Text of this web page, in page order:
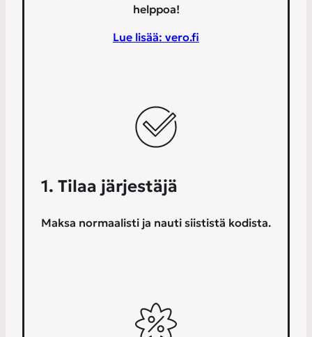
helppoa!
Lue lisää: vero.fi
1. Tilaa järjestäjä
Maksa normaalisti ja nauti siististä kodista.